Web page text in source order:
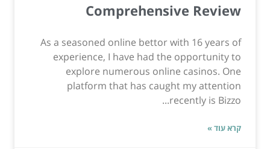
Comprehensive Review
As a seasoned online bettor with 16 years of
experience, I have had the opportunity to
explore numerous online casinos. One
platform that has caught my attention
recently is Bizzo...
קרא עוד »